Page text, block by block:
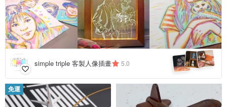
simple triple 客製人像插畫 5.0 +4
免運